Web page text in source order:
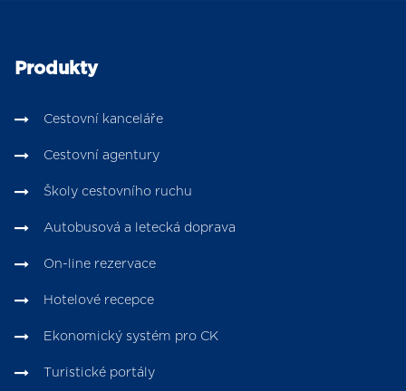
Produkty
Cestovní kanceláře
Cestovní agentury
Školy cestovního ruchu
Autobusová a letecká doprava
On-line rezervace
Hotelové recepce
Ekonomický systém pro CK
Turistické portály